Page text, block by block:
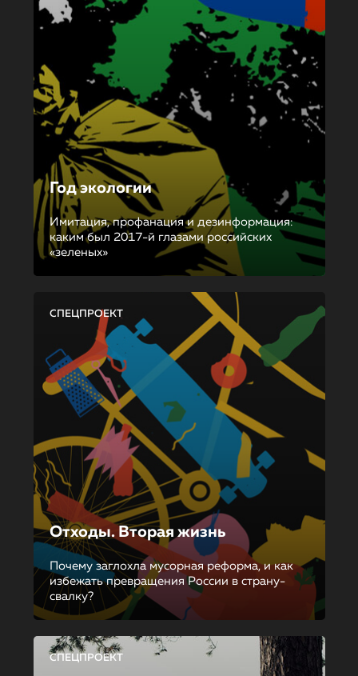
Год экологии
Имитация, профанация и дезинформация:
каким был 2017-й глазами российских
«зеленых»
СПЕЦПРОЕКТ
Отходы. Вторая жизнь
Почему заглохла мусорная реформа, и как
избежать превращения России в страну-
свалку?
СПЕЦПРОЕКТ